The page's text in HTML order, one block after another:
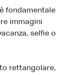
fondamentale
immagini
selfie o
rettangolare,